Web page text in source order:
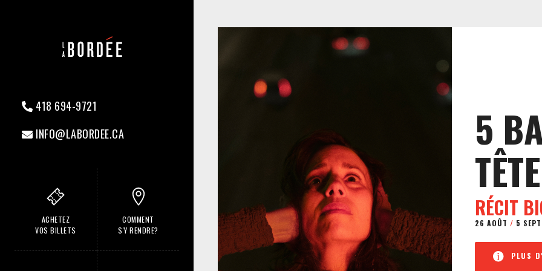
418 694-9721
INFO@LABORDEE.CA
ACHETEZ
VOS BILLETS
COMMENT
S'Y RENDRE?
5
TÊTE
RÉCIT
26 AOÛT / 5
PLUS